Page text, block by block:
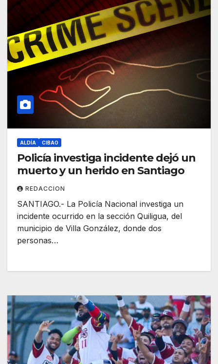
ALDÍA CIBAO
Policía investiga incidente dejó un
muerto y un herido en Santiago
REDACCION
SANTIAGO.- La Policía Nacional investiga un
incidente ocurrido en la sección Quiligua, del
municipio de Villa González, donde dos
personas…